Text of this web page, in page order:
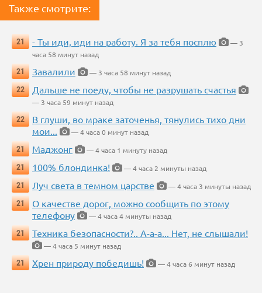
Также смотрите:
21 - Ты иди, иди на работу. Я за тебя посплю
— 3
часа 58 минут назад
21
Завалили
— 3 часа 58 минут назад
22
Дальше не поеду, чтобы не разрушать счастья
— 3 часа 59 минут назад
22
В глуши, во мраке заточенья, тянулись тихо дни
мои...
— 4 часа 0 минут назад
21
Маджонг
— 4 часа 1 минуту назад
21
100% блондинка!
— 4 часа 2 минуты назад
21
Луч света в темном царстве
— 4 часа 3 минуты назад
21
О качестве дорог, можно сообщить по этому
телефону
— 4 часа 4 минуты назад
21
Техника безопасности?.. А-а-а... Нет, не слышали!
— 4 часа 5 минут назад
21
Хрен природу победишь! — 4 часа 6 минут назад